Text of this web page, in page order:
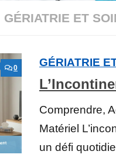
GÉRIATRIE ET
0 GÉRIATRIE
Comprendre,
Matériel
un défi